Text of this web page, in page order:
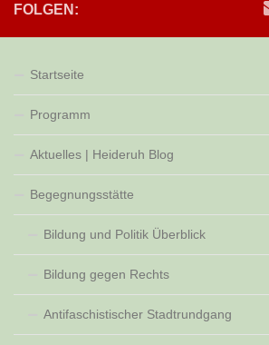
FOLGEN:
Startseite
Programm
Aktuelles | Heideruh Blog
Begegnungsstätte
Bildung und Politik Überblick
Bildung gegen Rechts
Antifaschistischer Stadtrundgang